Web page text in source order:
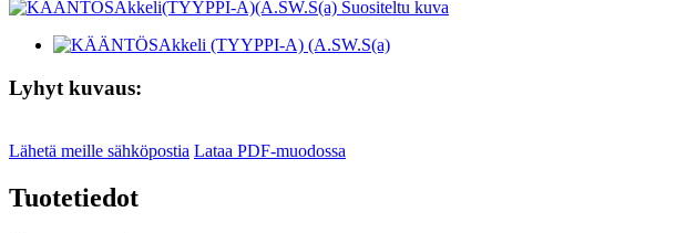
Lyhyt kuvaus:
Lähetä meille sähköpostia Lataa PDF-muodossa
Tuotetiedot